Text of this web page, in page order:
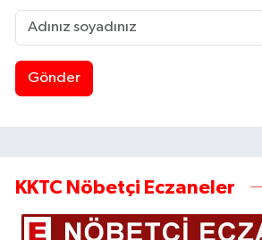
Gönder
KKTC Nöbetçi Eczaneler